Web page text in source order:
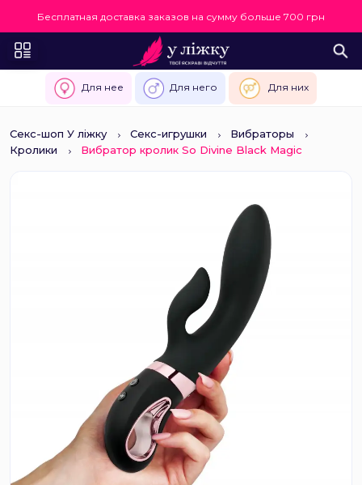
Бесплатная доставка заказов на сумму больше 700 грн
Для нее Для него Для них
Секс-шоп У ліжку Секс-игрушки
Вибраторы
Кролики
Вибратор кролик So Divine Black Magic